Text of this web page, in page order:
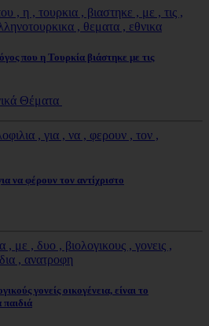
που η Τουρκία βιάστηκε με τις
Θέματα
να φέρουν τον αντίχριστο
γονείς οικογένεια, είναι το
παιδιά